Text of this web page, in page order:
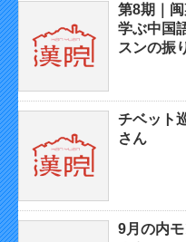
第8期｜
学ぶ中国
スンの振
チベット
さん
9月の内